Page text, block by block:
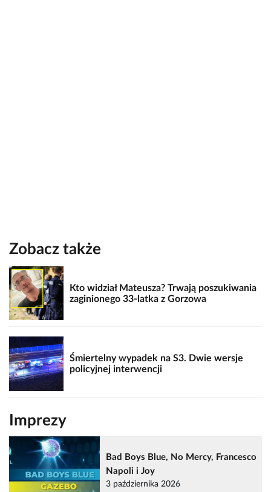
Zobacz także
Kto widział Mateusza? Trwają poszukiwania
zaginionego 33-latka z Gorzowa
Śmiertelny wypadek na S3. Dwie wersje
policyjnej interwencji
Imprezy
Bad Boys Blue, No Mercy, Francesco
Napoli i Joy
3 października 2026